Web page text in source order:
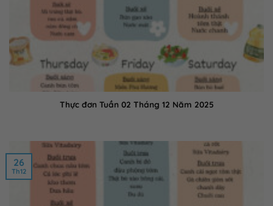
Thực đơn Tuần 02 Tháng 12 Năm 2025
26
Th12